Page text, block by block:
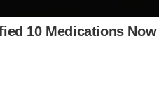
10 Medications